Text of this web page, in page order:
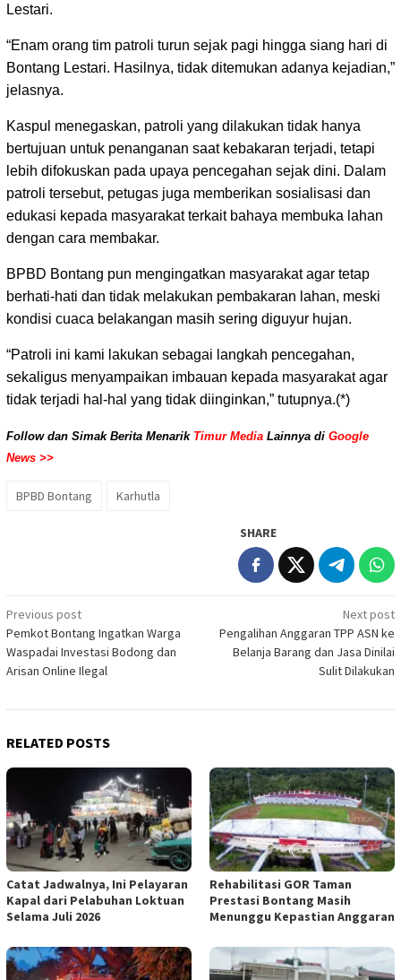
Lestari.
“Enam orang tim patroli turun sejak pagi hingga siang hari di
Bontang Lestari. Hasilnya, tidak ditemukan adanya kejadian,”
jelasnya.
Kaspul menegaskan, patroli yang dilakukan tidak hanya
bertujuan untuk penanganan saat kebakaran terjadi, tetapi
lebih difokuskan pada upaya pencegahan sejak dini. Dalam
patroli tersebut, petugas juga memberikan sosialisasi dan
edukasi kepada masyarakat terkait bahaya membuka lahan
dengan cara membakar.
BPBD Bontang pun mengingatkan masyarakat agar tetap
berhati-hati dan tidak melakukan pembakaran lahan, meski
kondisi cuaca belakangan masih sering diguyur hujan.
“Patroli ini kami lakukan sebagai langkah pencegahan,
sekaligus menyampaikan imbauan kepada masyarakat agar
tidak terjadi hal-hal yang tidak diinginkan,” tutupnya.(*)
Follow dan Simak Berita Menarik Timur Media Lainnya di Google
News >>
BPBD Bontang Karhutla
SHARE
Post
navigation
Previous post
Pemkot Bontang Ingatkan Warga
Waspadai Investasi Bodong dan
Arisan Online Ilegal
Next post
Pengalihan Anggaran TPP ASN ke
Belanja Barang dan Jasa Dinilai
Sulit Dilakukan
RELATED POSTS
Catat Jadwalnya, Ini Pelayaran
Kapal dari Pelabuhan Loktuan
Selama Juli 2026
Rehabilitasi GOR Taman
Prestasi Bontang Masih
Menunggu Kepastian Anggaran